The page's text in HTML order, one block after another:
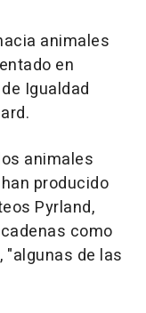
animales
en
Igualdad
animales
producido
Pyrland,
como
"algunas de las